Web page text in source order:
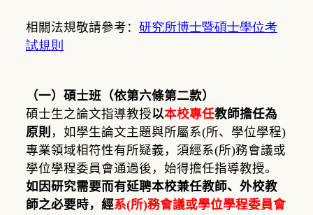
相關法規敬請參考： 研究所博士暨碩士學位考
試規則
（一）碩士班（依第六條第二款）
碩士生之論文指導教授以本校專任教師擔任為
原則 ，如學生論文主題與所屬系(所、學位學程)
專業領域相符性有所疑義，須經系(所)務會議或
學位學程委員會通過後，始得擔任指導教授。
如因研究需要而有延聘本校兼任教師、外校教
師之必要時，經系(所)務會議或學位學程委員會